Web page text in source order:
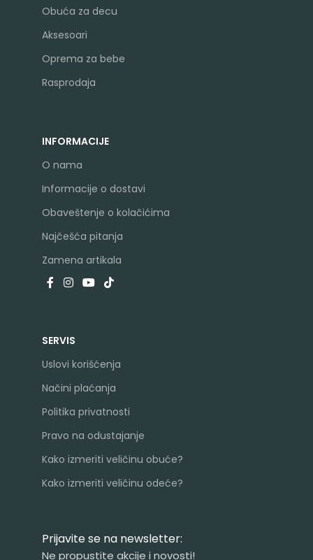
Obuća za decu
Aksesoari
Oprema za bebe
Rasprodaja
INFORMACIJE
O nama
Informacije o dostavi
Obaveštenje o kolačićima
Najčešća pitanja
Zamena artikala
SERVIS
Uslovi korišćenja
Načini plaćanja
Politika privatnosti
Pravo na odustajanje
Kako izmeriti veličinu obuće?
Kako izmeriti veličinu odeće?
Prijavite se na newsletter:
Ne propustite akcije i novosti!